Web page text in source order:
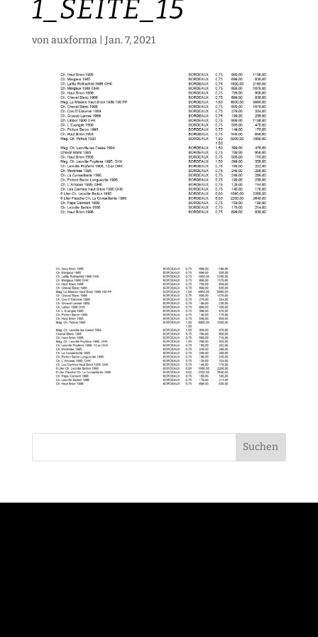
1_SEITE_15
vonauxforma| Jan. 7, 2021